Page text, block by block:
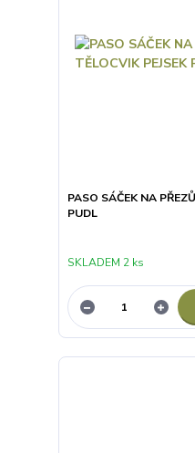
PASO SÁČEK NA
PUDL
SKLADEM 2 ks